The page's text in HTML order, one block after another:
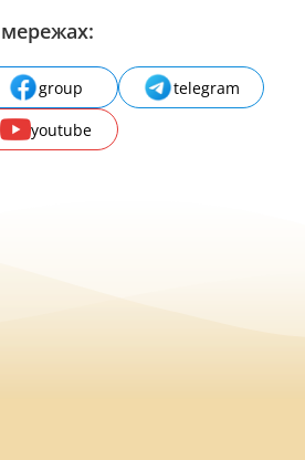
group
telegram
youtube